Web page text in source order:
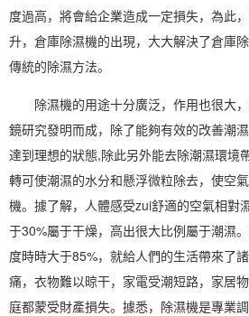
度過高，將會給企業造成一定損失，為此
升，倉庫除濕機的出現，大大解決了倉庫
傳統的除濕方法。
除濕機的用途十分廣泛，作用也很大，
鏡研究發明而成，除了能夠有效的改善潮
達到理想的狀態,除此另外能去除潮濕環境
轉可使潮濕的水分和懸浮微粒除去，使空
機。據了解，人體感受zui舒適的空氣相對
于30%屬于干燥，高出很大比例屬于潮濕
度時時大于85%，就給人們的生活帶來了
痛，衣物難以晾干， 家電受潮短路，家居
庭都蒙受財產損失。據悉，除濕機是專業